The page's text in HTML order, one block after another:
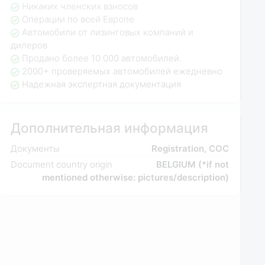
Никаких членских взносов
Операции по всей Европе
Автомобили от лизинговых компаний и
дилеров
Продано более 10 000 автомобилей.
2000+ проверяемых автомобилей ежедневно
Надежная экспертная документация
Дополнительная информация
Документы
Registration, COC
Document country origin
BELGIUM (*if not
mentioned otherwise: pictures/description)